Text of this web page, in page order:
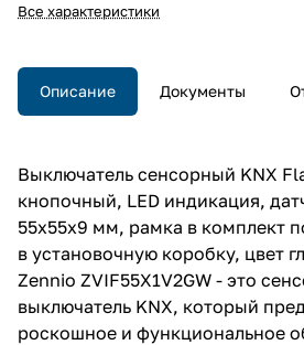
Все характеристики
Описание Документы
Выключатель сенсорный KNX
кнопочный, LED индикация,
55х55х9 мм, рамка в комплект
в установочную коробку, цвет
Zennio ZVIF55X1V2GW - это
выключатель KNX, который
роскошное и функциональное